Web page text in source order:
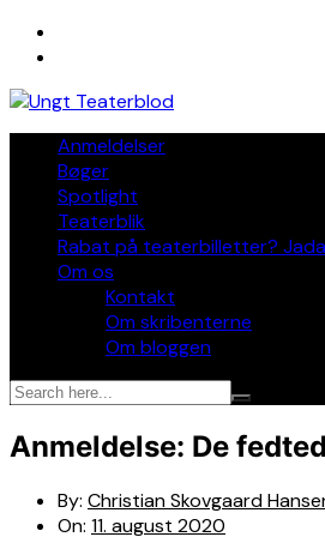
Skip
Anmeldelser
Bøger
Spotlight
Teaterblik
Rabat på teaterbilletter?
Om os
Kontakt
Om skribenterne
Om bloggen
Anmeldelse: De
By: Christian Skovgaard
On: 11. august 2020